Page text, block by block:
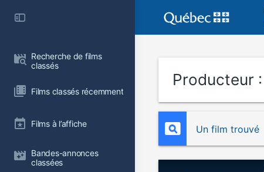
Recherche de films
classés
Films classés récemment
Films à l’affiche
Bandes-annonces
classées
Producteur :
Un film trouvé